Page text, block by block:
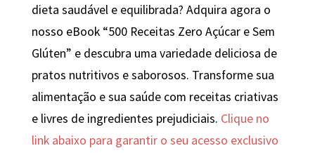
dieta saudável e equilibrada? Adquira agora o
nosso eBook “500 Receitas Zero Açúcar e Sem
Glúten” e descubra uma variedade deliciosa de
pratos nutritivos e saborosos. Transforme sua
alimentação e sua saúde com receitas criativas
e livres de ingredientes prejudiciais. Clique no
link abaixo para garantir o seu acesso exclusivo